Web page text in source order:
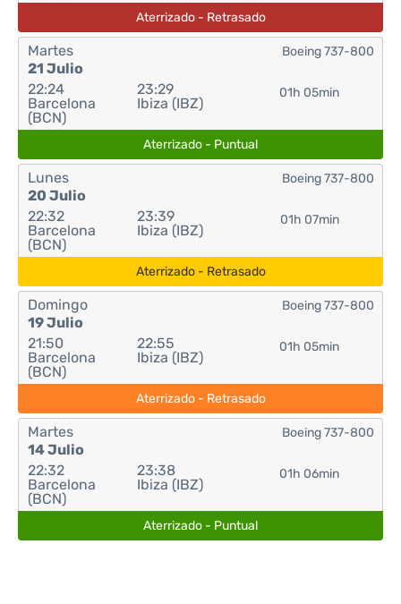
Aterrizado - Retrasado
Martes
21 Julio
22:24
Barcelona
(BCN)
23:29
Ibiza (IBZ)
01h 05min
Boeing 737-800
Aterrizado - Puntual
Lunes
20 Julio
22:32
Barcelona
(BCN)
23:39
Ibiza (IBZ)
01h 07min
Boeing 737-800
Aterrizado - Retrasado
Domingo
19 Julio
21:50
Barcelona
(BCN)
22:55
Ibiza (IBZ)
01h 05min
Boeing 737-800
Aterrizado - Retrasado
Martes
14 Julio
22:32
Barcelona
(BCN)
23:38
Ibiza (IBZ)
01h 06min
Boeing 737-800
Aterrizado - Puntual